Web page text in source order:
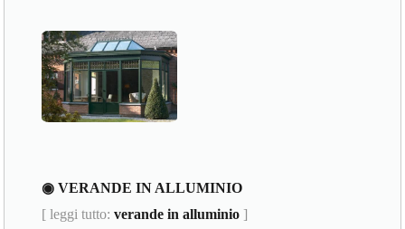
◉ VERANDE IN ALLUMINIO
[ leggi tutto:verande in alluminio ]